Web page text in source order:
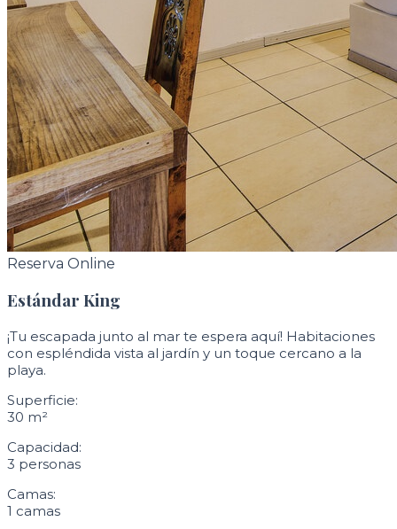
Reserva Online
Estándar King
¡Tu escapada junto al mar te espera aquí! Habitaciones
con espléndida vista al jardín y un toque cercano a la
playa.
Superficie:
30 m²
Capacidad:
3 personas
Camas:
1 camas